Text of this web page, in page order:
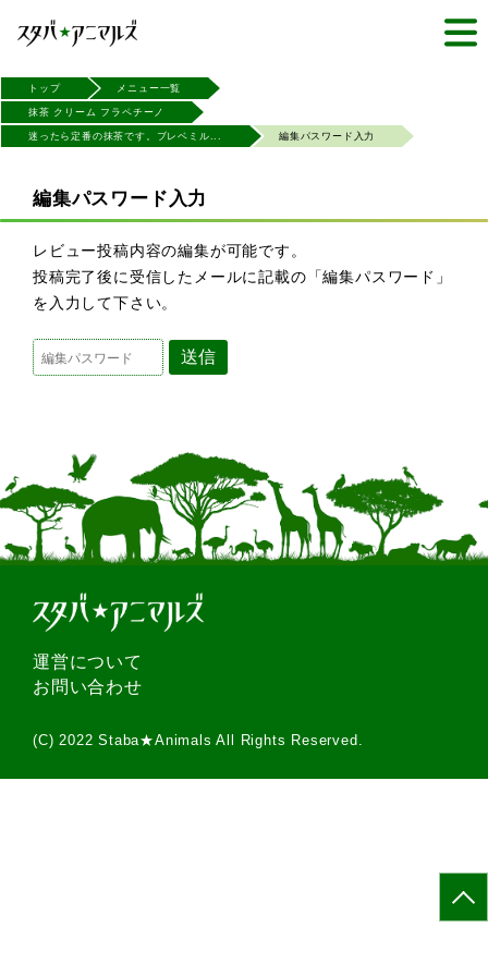
トップ メニュー一覧
抹茶 クリーム フラペチーノ
迷ったら定番の抹茶です。ブレベミル... 編集パスワード入力
編集パスワード入力
レビュー投稿内容の編集が可能です。
投稿完了後に受信したメールに記載の「編集パスワード」
を入力して下さい。
送信
運営について
お問い合わせ
(C) 2022 Staba★Animals All Rights Reserved.